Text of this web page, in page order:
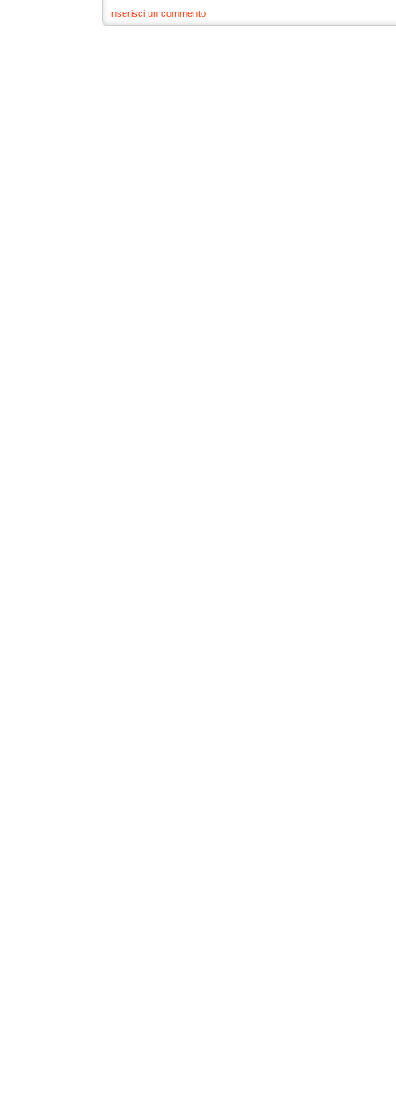
Inserisci un commento